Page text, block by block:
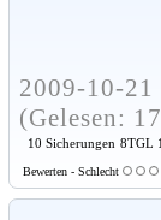
2009-10-
(Gelesen:
10 Sicherungen 8TGL
Bewerten - Schlecht